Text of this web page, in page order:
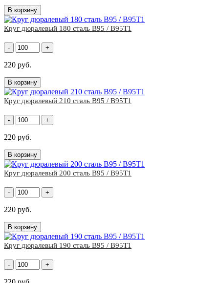
В корзину
Круг дюралевый 180 сталь В95 / В95Т1
- +
220 руб.
В корзину
Круг дюралевый 210 сталь В95 / В95Т1
- +
220 руб.
В корзину
Круг дюралевый 200 сталь В95 / В95Т1
- +
220 руб.
В корзину
Круг дюралевый 190 сталь В95 / В95Т1
- +